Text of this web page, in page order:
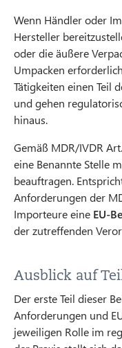
Wenn Händler oder
Hersteller
oder die äußere
Umpacken
Tätigkeiten einen Teil
und gehen
hinaus.
Gemäß MDR/IVDR
eine Benannte Stelle
beauftragen.
Anforderungen der
Importeure eine EU-
der zutreffenden
Ausblick auf
Der erste Teil dieser
Anforderungen und
jeweiligen Rolle im